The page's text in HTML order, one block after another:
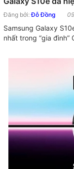
Đăng bởi:Đỗ Đồng
Samsung Galaxy
nhất trong “gia đình”